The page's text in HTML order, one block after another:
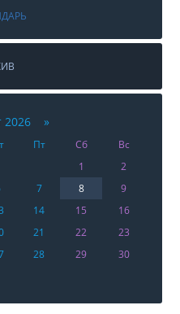
2026 »
Пт Сб
Вс
1
2
7 8
9
14 15
16
21 22
23
28 29
30